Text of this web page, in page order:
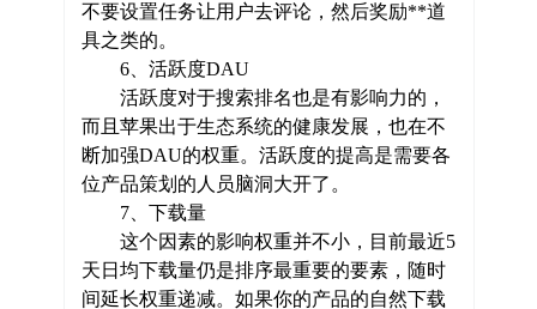
不要设置任务让用户去评论，然后奖励**道
具之类的。
6、活跃度DAU
活跃度对于搜索排名也是有影响力的，
而且苹果出于生态系统的健康发展，也在不
断加强DAU的权重。活跃度的提高是需要各
位产品策划的人员脑洞大开了。
7、下载量
这个因素的影响权重并不小，目前最近5
天日均下载量仍是排序最重要的要素，随时
间延长权重递减。如果你的产品的自然下载